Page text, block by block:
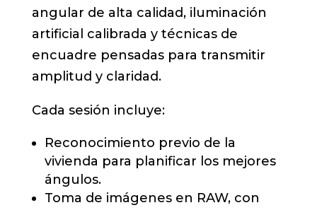
angular de alta calidad, iluminación
artificial calibrada y técnicas de
encuadre pensadas para transmitir
amplitud y claridad.
Cada sesión incluye:
Reconocimiento previo de la
vivienda para planificar los mejores
ángulos.
Toma de imágenes en RAW, con